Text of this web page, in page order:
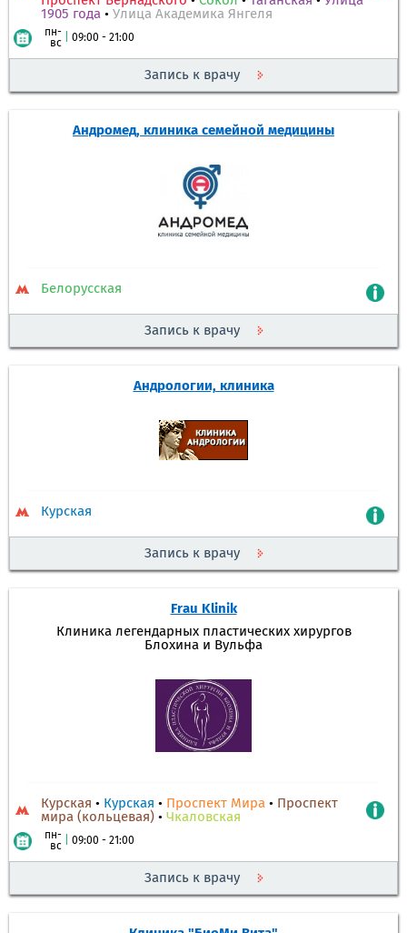
1905 года • Улица Академика Янгеля
пн-
вс
09:00 - 21:00
Запись к врачу
Андромед, клиника семейной медицины
Белорусская
Запись к врачу
Андрологии, клиника
Курская
Запись к врачу
Frau Klinik
Клиника легендарных пластических хирургов
Блохина и Вульфа
Курская • Курская • Проспект Мира • Проспект
мира (кольцевая) • Чкаловская
пн-
вс
09:00 - 21:00
Запись к врачу